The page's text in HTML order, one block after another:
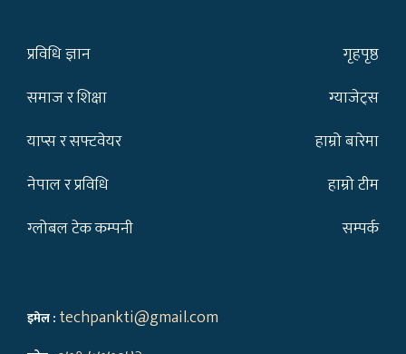
प्रविधि ज्ञान
समाज र शिक्षा
याप्स र सफ्टवेयर
नेपाल र प्रविधि
ग्लोबल टेक कम्पनी
गृहपृष्ठ
ग्याजेट्स
हाम्रो बारेमा
हाम्रो टीम
सम्पर्क
इमेल : techpankti@gmail.com